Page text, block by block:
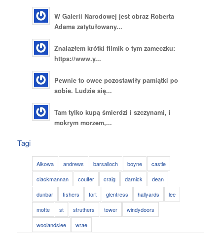
W Galerii Narodowej jest obraz Roberta
Adama zatytułowany...
Znalazłem krótki filmik o tym zameczku:
https://www.y...
Pewnie to owce pozostawiły pamiątki po
sobie. Ludzie się...
Tam tylko kupą śmierdzi i szczynami, i
mokrym morzem,...
Tagi
Alkowa andrews barsalloch boyne
castle
clackmannan
coulter craig darnick
dean
dunbar
fishers fort glentress hallyards
lee
motte
st struthers tower
windydoors
woolandslee
wrae